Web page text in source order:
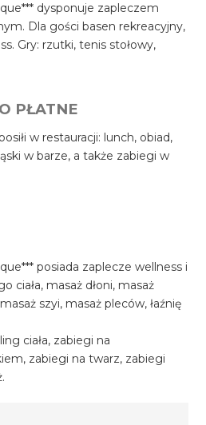
dysponuje zapleczem
Dla gości basen rekreacyjny,
Gry: rzutki, tenis stołowy,
PŁATNE
w restauracji: lunch, obiad,
w barze, a także zabiegi w
posiada zaplecze wellness i
ciała, masaż dłoni, masaż
szyi, masaż pleców, łaźnię
ciała, zabiegi na
zabiegi na twarz, zabiegi